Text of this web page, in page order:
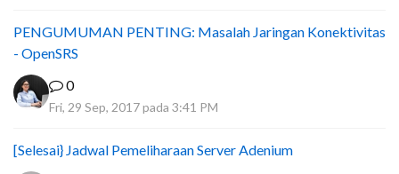
PENGUMUMAN PENTING: Masalah Jaringan Konektivitas
- OpenSRS
0
Fri, 29 Sep, 2017 pada 3:41 PM
[Selesai} Jadwal Pemeliharaan Server Adenium